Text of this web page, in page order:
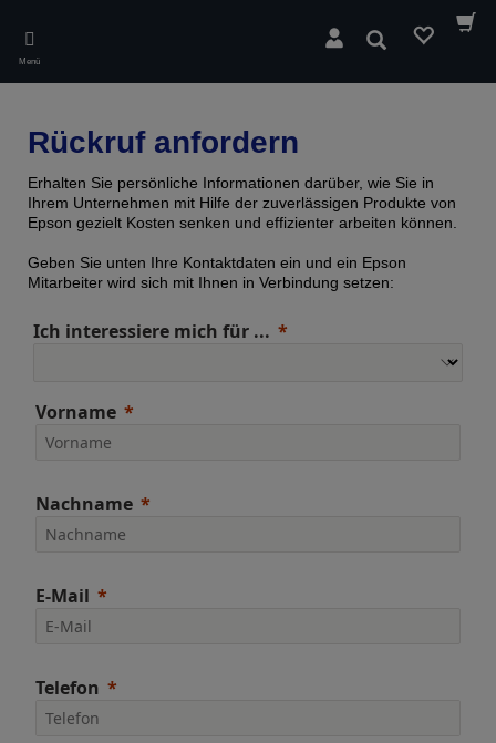
main
content
Menü
Suchen
Rückruf anfordern
Erhalten Sie persönliche Informationen darüber, wie Sie in
Ihrem Unternehmen mit Hilfe der zuverlässigen Produkte von
Epson gezielt Kosten senken und effizienter arbeiten können.
Geben Sie unten Ihre Kontaktdaten ein und ein Epson
Mitarbeiter wird sich mit Ihnen in Verbindung setzen:
Ich interessiere mich für ...
Vorname
Nachname
E-Mail
Telefon